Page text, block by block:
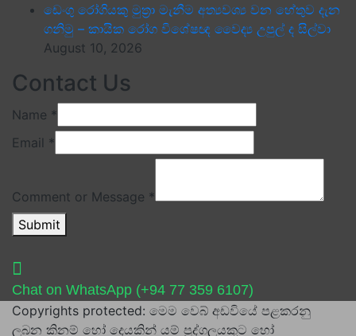
ඩෙංගු රෝගියකු ⁣මුත්‍රා මැනීම අත්‍යවශ්‍ය වන හේතුව දැන
ගනිමු – කායික රෝග විශේෂඥ වෛද්‍ය උපුල් ද සිල්වා
August 10, 2026
Contact Us
Name *
Email *
Comment or Message *
Submit
Chat on WhatsApp (+94 77 359 6107)
Copyrights protected: මෙම වෙබ් අඩවියේ පළකරනු
ලබන කිනම් හෝ දෙයකින් යම් පුද්ගලයකුට හෝ